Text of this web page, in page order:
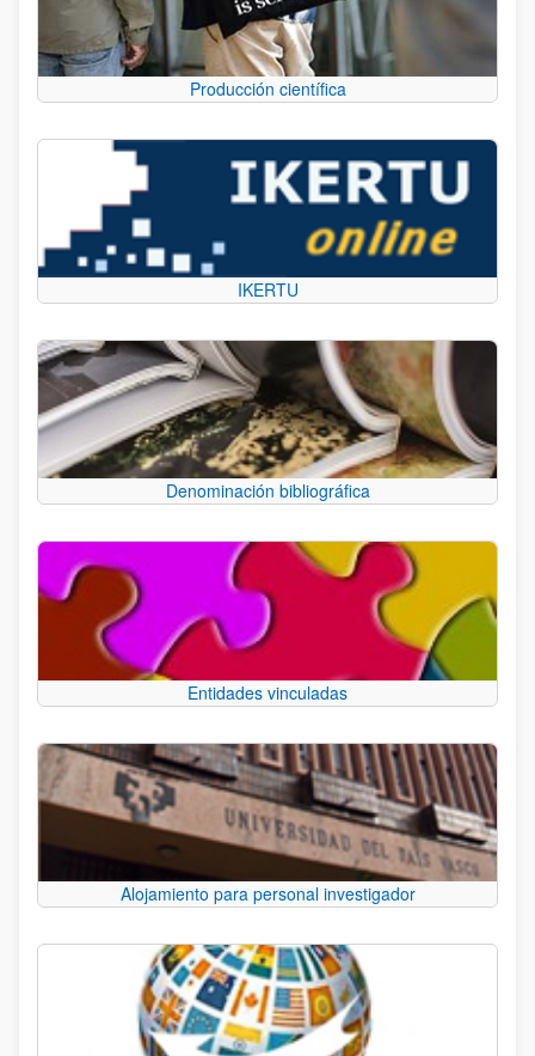
Producción científica
IKERTU
Denominación bibliográfica
Entidades vinculadas
Alojamiento para personal investigador